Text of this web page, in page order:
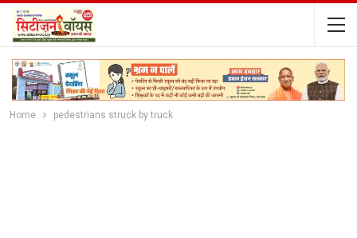
Home pedestrians struck by truck